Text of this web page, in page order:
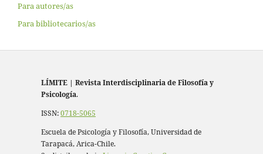
Para autores/as
Para bibliotecarios/as
LÍMITE | Revista Interdisciplinaria de Filosofía y
Psicología.
ISSN:0718-5065
Escuela de Psicología y Filosofía, Universidad de
Tarapacá, Arica-Chile.